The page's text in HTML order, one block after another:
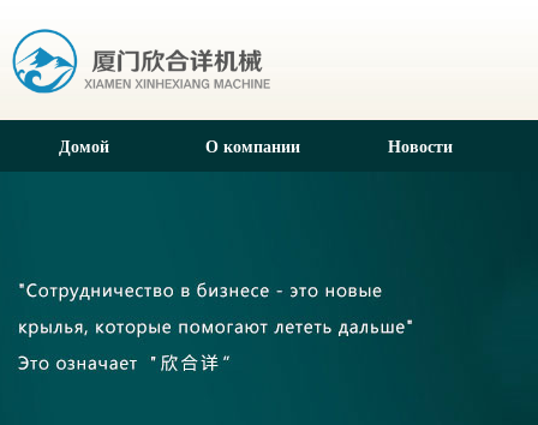
Домой О компании Новости